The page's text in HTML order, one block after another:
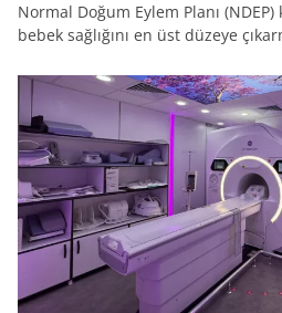
Normal Doğum Eylem Planı
bebek sağlığını en üst düzeye